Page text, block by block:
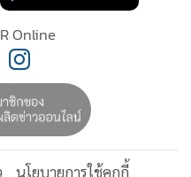
งแรมแข่งดั๊มราคา ทำตลาด
ลดวูบ32%
มเติม